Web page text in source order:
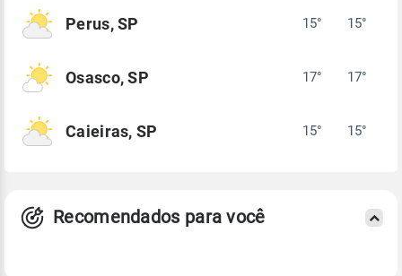
Perus, SP 15° 15°
Osasco, SP 17° 17°
Caieiras, SP 15° 15°
Recomendados para você